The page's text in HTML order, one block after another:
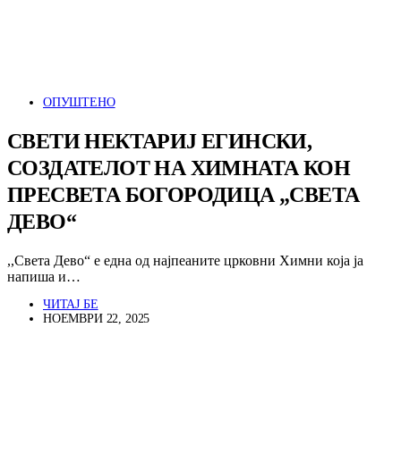
ОПУШТЕНО
СВЕТИ НЕКТАРИЈ ЕГИНСКИ,
СОЗДАТЕЛОТ НА ХИМНАТА КОН
ПРЕСВЕТА БОГОРОДИЦА „СВЕТА
ДЕВО“
,,Света Дево“ е една од најпеаните црковни Химни која ја
напиша и…
ЧИТАЈ БЕ
НОЕМВРИ 22, 2025